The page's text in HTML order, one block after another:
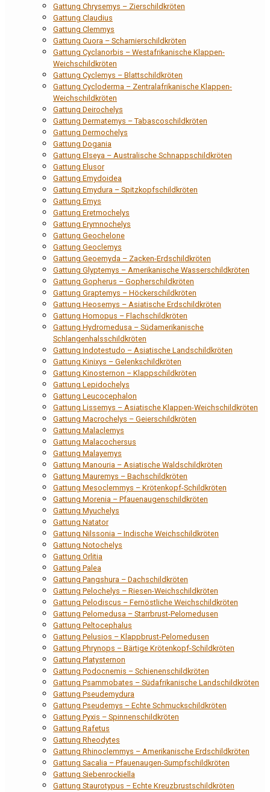
Gattung Chrysemys – Zierschildkröten
Gattung Claudius
Gattung Clemmys
Gattung Cuora – Scharnierschildkröten
Gattung Cyclanorbis – Westafrikanische Klappen-
Weichschildkröten
Gattung Cyclemys – Blattschildkröten
Gattung Cycloderma – Zentralafrikanische Klappen-
Weichschildkröten
Gattung Deirochelys
Gattung Dermatemys – Tabascoschildkröten
Gattung Dermochelys
Gattung Dogania
Gattung Elseya – Australische Schnappschildkröten
Gattung Elusor
Gattung Emydoidea
Gattung Emydura – Spitzkopfschildkröten
Gattung Emys
Gattung Eretmochelys
Gattung Erymnochelys
Gattung Geochelone
Gattung Geoclemys
Gattung Geoemyda – Zacken-Erdschildkröten
Gattung Glyptemys – Amerikanische Wasserschildkröten
Gattung Gopherus – Gopherschildkröten
Gattung Graptemys – Höckerschildkröten
Gattung Heosemys – Asiatische Erdschildkröten
Gattung Homopus – Flachschildkröten
Gattung Hydromedusa – Südamerikanische
Schlangenhalsschildkröten
Gattung Indotestudo – Asiatische Landschildkröten
Gattung Kinixys – Gelenkschildkröten
Gattung Kinosternon – Klappschildkröten
Gattung Lepidochelys
Gattung Leucocephalon
Gattung Lissemys – Asiatische Klappen-Weichschildkröten
Gattung Macrochelys – Geierschildkröten
Gattung Malaclemys
Gattung Malacochersus
Gattung Malayemys
Gattung Manouria – Asiatische Waldschildkröten
Gattung Mauremys – Bachschildkröten
Gattung Mesoclemmys – Krötenkopf-Schildkröten
Gattung Morenia – Pfauenaugenschildkröten
Gattung Myuchelys
Gattung Natator
Gattung Nilssonia – Indische Weichschildkröten
Gattung Notochelys
Gattung Orlitia
Gattung Palea
Gattung Pangshura – Dachschildkröten
Gattung Pelochelys – Riesen-Weichschildkröten
Gattung Pelodiscus – Fernöstliche Weichschildkröten
Gattung Pelomedusa – Starrbrust-Pelomedusen
Gattung Peltocephalus
Gattung Pelusios – Klappbrust-Pelomedusen
Gattung Phrynops – Bärtige Krötenkopf-Schildkröten
Gattung Platysternon
Gattung Podocnemis – Schienenschildkröten
Gattung Psammobates – Südafrikanische Landschildkröten
Gattung Pseudemydura
Gattung Pseudemys – Echte Schmuckschildkröten
Gattung Pyxis – Spinnenschildkröten
Gattung Rafetus
Gattung Rheodytes
Gattung Rhinoclemmys – Amerikanische Erdschildkröten
Gattung Sacalia – Pfauenaugen-Sumpfschildkröten
Gattung Siebenrockiella
Gattung Staurotypus – Echte Kreuzbrustschildkröten